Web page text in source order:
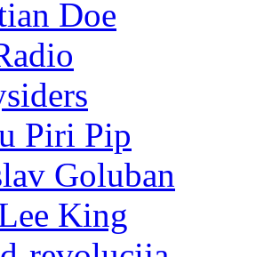
Doe
Piri Pip
Goluban
King